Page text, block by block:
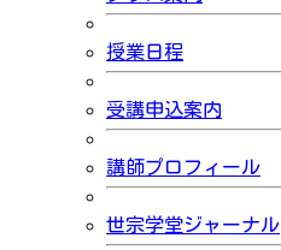
授業日程
受講申込案内
講師プロフィール
世宗学堂ジャーナル